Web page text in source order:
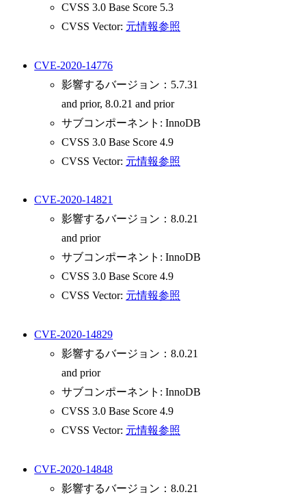
CVSS 3.0 Base Score 5.3
CVSS Vector: 元情報参照
CVE-2020-14776
影響するバージョン：5.7.31
and prior, 8.0.21 and prior
サブコンポーネント: InnoDB
CVSS 3.0 Base Score 4.9
CVSS Vector: 元情報参照
CVE-2020-14821
影響するバージョン：8.0.21
and prior
サブコンポーネント: InnoDB
CVSS 3.0 Base Score 4.9
CVSS Vector: 元情報参照
CVE-2020-14829
影響するバージョン：8.0.21
and prior
サブコンポーネント: InnoDB
CVSS 3.0 Base Score 4.9
CVSS Vector: 元情報参照
CVE-2020-14848
影響するバージョン：8.0.21